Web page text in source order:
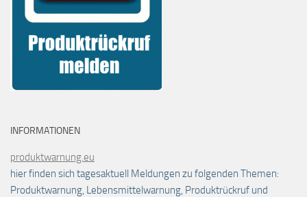
INFORMATIONEN
produktwarnung.eu
hier finden sich tagesaktuell Meldungen zu folgenden Themen:
Produktwarnung, Lebensmittelwarnung, Produktrückruf und